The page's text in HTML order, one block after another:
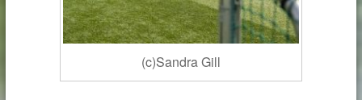
(c)Sandra Gill